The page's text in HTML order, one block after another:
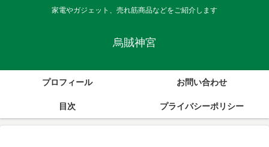
家電やガジェット、売れ筋商品などをご紹介します
烏賊神宮
プロフィール お問い合わせ
目次 プライバシーポリシー